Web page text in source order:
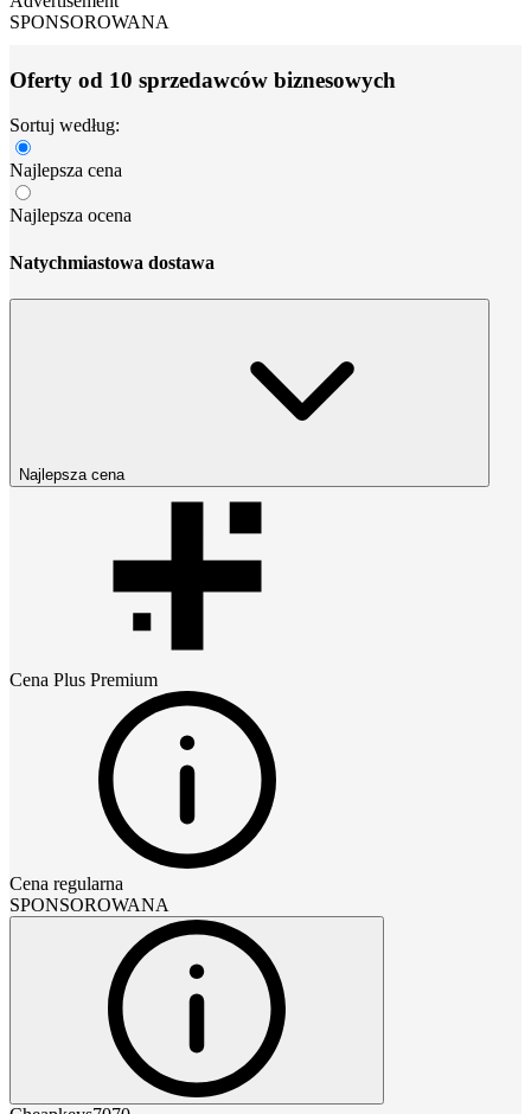
SPONSOROWANA
Oferty od 10 sprzedawców biznesowych
Sortuj według:
Najlepsza cena
Najlepsza ocena
Natychmiastowa dostawa
Najlepsza cena
Cena Plus Premium
Cena regularna
SPONSOROWANA